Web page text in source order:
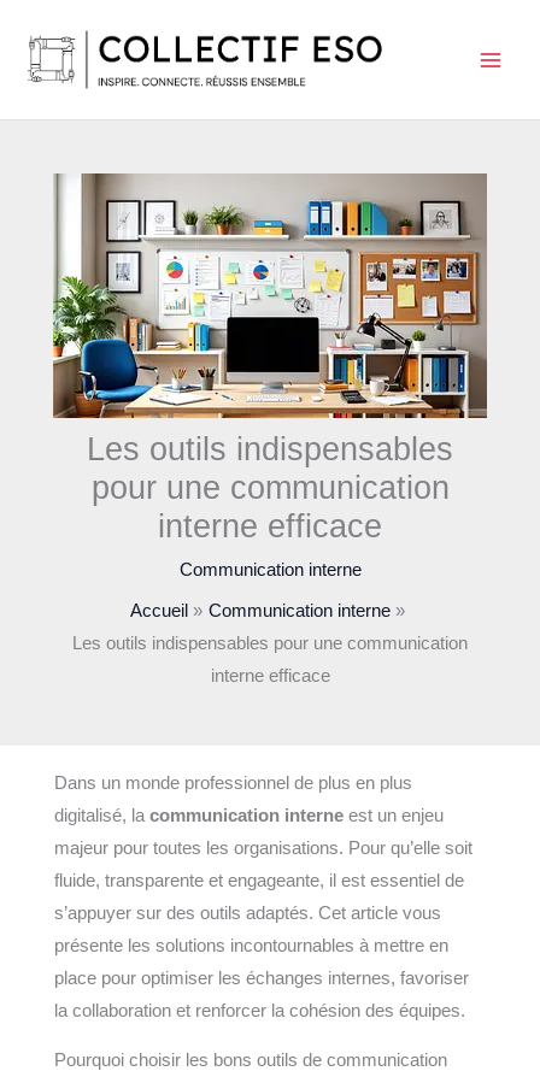
contenu
Les outils indispensables
pour une communication
interne efficace
Communication interne
Accueil
Communication interne
Les outils indispensables pour une communication
interne efficace
Dans un monde professionnel de plus en plus
digitalisé, la communication interneest un enjeu
majeur pour toutes les organisations. Pour qu’elle soit
fluide, transparente et engageante, il est essentiel de
s’appuyer sur des outils adaptés. Cet article vous
présente les solutions incontournables à mettre en
place pour optimiser les échanges internes, favoriser
la collaboration et renforcer la cohésion des équipes.
Pourquoi choisir les bons outils de communication